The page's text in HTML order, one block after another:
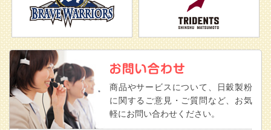
商品やサービスについて、日穀製粉
に関するご意見・ご質問など、お気
軽にお問い合わせください。